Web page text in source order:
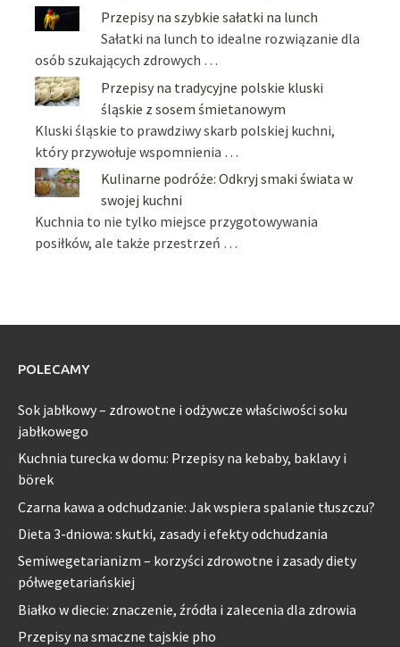
Przepisy na szybkie sałatki na lunch
Sałatki na lunch to idealne rozwiązanie dla
osób szukających zdrowych …
Przepisy na tradycyjne polskie kluski
śląskie z sosem śmietanowym
Kluski śląskie to prawdziwy skarb polskiej kuchni,
który przywołuje wspomnienia …
Kulinarne podróże: Odkryj smaki świata w
swojej kuchni
Kuchnia to nie tylko miejsce przygotowywania
posiłków, ale także przestrzeń …
POLECAMY
Sok jabłkowy – zdrowotne i odżywcze właściwości soku
jabłkowego
Kuchnia turecka w domu: Przepisy na kebaby, baklavy i
börek
Czarna kawa a odchudzanie: Jak wspiera spalanie tłuszczu?
Dieta 3-dniowa: skutki, zasady i efekty odchudzania
Semiwegetarianizm – korzyści zdrowotne i zasady diety
półwegetariańskiej
Białko w diecie: znaczenie, źródła i zalecenia dla zdrowia
Przepisy na smaczne tajskie pho